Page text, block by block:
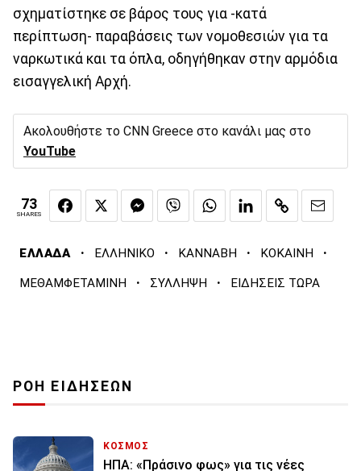
σχηματίστηκε σε βάρος τους για -κατά
περίπτωση- παραβάσεις των νομοθεσιών για τα
ναρκωτικά και τα όπλα, οδηγήθηκαν στην αρμόδια
εισαγγελική Αρχή.
Ακολουθήστε το CNN Greece στο κανάλι μας στο
YouTube
73
SHARES
ΕΛΛΑΔΑ · ΕΛΛΗΝΙΚΟ · ΚΑΝΝΑΒΗ · ΚΟΚΑΙΝΗ ·
ΜΕΘΑΜΦΕΤΑΜΙΝΗ · ΣΥΛΛΗΨΗ · ΕΙΔΗΣΕΙΣ ΤΩΡΑ
ΡΟΗ ΕΙΔΗΣΕΩΝ
ΚΟΣΜΟΣ
ΗΠΑ: «Πράσινο φως» για τις νέες